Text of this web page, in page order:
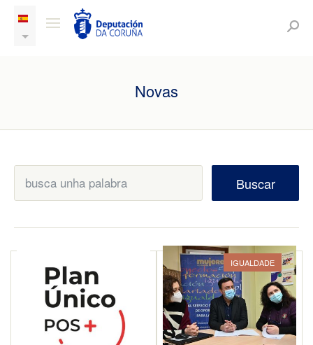
Novas
Buscar
IGUALDADE